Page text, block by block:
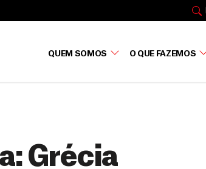
QUEM SOMOS O QUE FAZEMOS
Grécia